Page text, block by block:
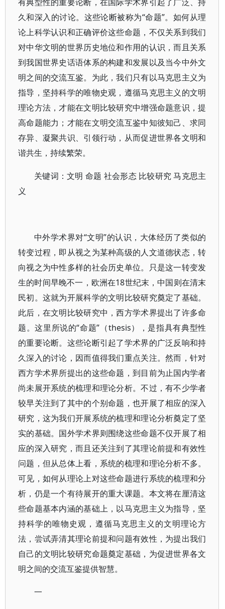
久和深入的讨论。这些论断被称为“命题”。如何从理
论上科学认识和正确评价这些命题，不仅关系到我们
对中华文明的世界历史地位和作用的认识，而且关系
到我国世界史话语体系的构建和发展以及当今中外文
明之间的交流互鉴。为此，我们只有以马克思主义为
指导，坚持科学的唯物史观，遵循马克思主义的文明
理论方法，才能在文明比较研究中增强命题意识，提
高命题能力；才能在文明交流互鉴中知彼知己、求同
存异、凝聚共识、引领行动，从而促进世界各文明和
谐共生，持续繁荣。
关键词：文明 命题 社会形态 比较研究 马克思主
义
中外学术界对“文明”的认识，大体经历了类似的
转变过程，即从视之为某种高级的人文道德状态，转
向视之为中性多样的社会历史单位。只是这一转变发
生的时间早晚不一，欧洲在18世纪末，中国则在清末
民初。这就为开展科学的文明比较研究奠定了基础。
此后，在文明比较研究中，西方学术界提出了许多命
题。这里所说的“命题”（thesis），是指具有典型性
的重要论断。这些论断引起了学术界的广泛反响和持
久深入的讨论，因而值得我们重点关注。然而，针对
西方学术界所提出的这些命题，到目前为止国内学者
尚未展开系统的梳理和理论分析。不过，有不少学者
较早关注到了其中的个别命题，也开展了相应的深入
研究，这为我们开展系统的梳理和理论分析奠定了坚
实的基础。国外学术界则围绕这些命题不仅开展了相
应的深入研究，而且还关注到了其理论前提和有效性
问题，但从总体上看，系统的梳理和理论分析不多。
可见，如何从理论上对这些命题进行系统的梳理和分
析，仍是一个有待展开的重大课题。本文将在厘清这
些命题基本内涵的基础上，以马克思主义为指导，坚
持科学的唯物史观，遵循马克思主义的文明理论方
法，尝试弄清其理论前提和问题有效性，为提出我们
自己的文明比较研究命题奠定基础，为促进世界各文
明之间的交流互鉴提供智慧。
一